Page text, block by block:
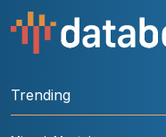
Trending